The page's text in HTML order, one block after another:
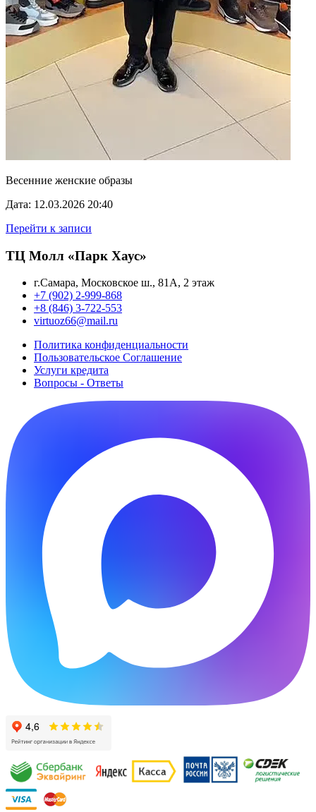
Весенние женские образы
Дата: 12.03.2026 20:40
Перейти к записи
ТЦ Молл «Парк Хаус»
г.Самара, Московское ш., 81А, 2 этаж
+7 (902) 2-999-868
+8 (846) 3-722-553
virtuoz66@mail.ru
Политика конфиденциальности
Пользовательское Cоглашение
Услуги кредита
Вопросы - Ответы